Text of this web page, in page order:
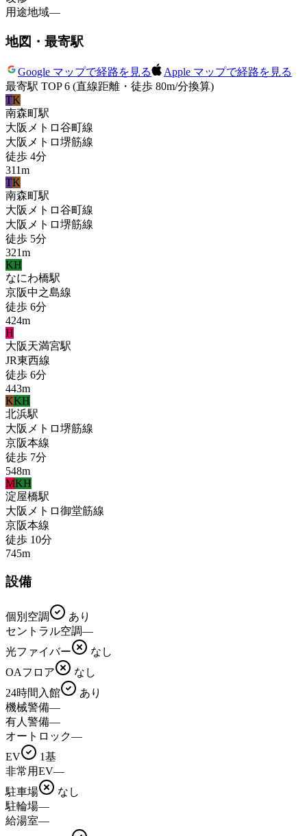
用途地域—
地図・最寄駅
Google マップで経路を見る
Apple マップで経路を見る
最寄駅 TOP 6 (直線距離・徒歩 80m/分換算)
TK
南森町駅
大阪メトロ谷町線
大阪メトロ堺筋線
徒歩 4分
311m
TK
南森町駅
大阪メトロ谷町線
大阪メトロ堺筋線
徒歩 5分
321m
KH
なにわ橋駅
京阪中之島線
徒歩 6分
424m
H
大阪天満宮駅
JR東西線
徒歩 6分
443m
KKH
北浜駅
大阪メトロ堺筋線
京阪本線
徒歩 7分
548m
MKH
淀屋橋駅
大阪メトロ御堂筋線
京阪本線
徒歩 10分
745m
設備
個別空調
あり
セントラル空調—
光ファイバー
なし
OAフロア
なし
24時間入館
あり
機械警備—
有人警備—
オートロック—
EV
1基
非常用EV—
駐車場
なし
駐輪場—
給湯室—